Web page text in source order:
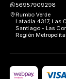
56957909298
Rumbo Verde
Latadía 4317, Las
Santiago - Las
Región